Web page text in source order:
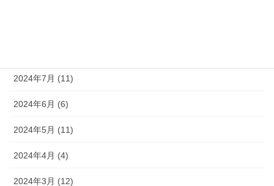
2024年7月 (11)
2024年6月 (6)
2024年5月 (11)
2024年4月 (4)
2024年3月 (12)